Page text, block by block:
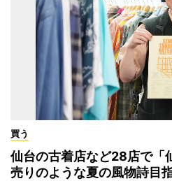
買う
仙台の古着店など28店で
売りのような夏の風物詩目